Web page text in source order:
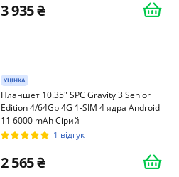
3 935
УЦІНКА
Планшет 10.35" SPC Gravity 3 Senior
Edition 4/64Gb 4G 1-SIM 4 ядра Android
11 6000 mAh Сірий
1 відгук
2 565